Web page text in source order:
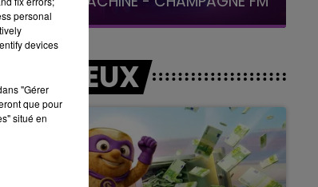
LES JEUX
personal
devices
"Gérer
que pour
situé en